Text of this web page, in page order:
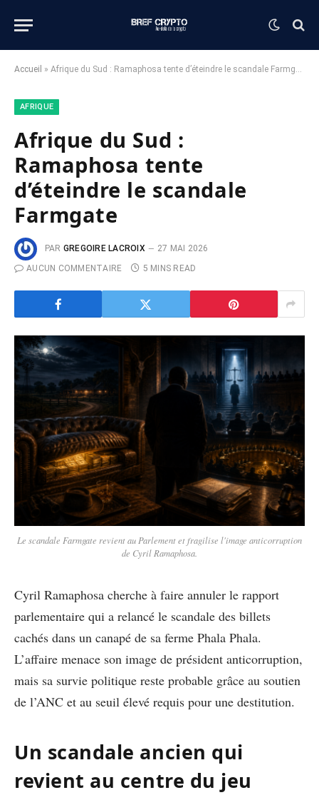
Accueil » Afrique du Sud : Ramaphosa tente d’éteindre le scandale Farmgate
AFRIQUE
Afrique du Sud :
Ramaphosa tente
d’éteindre le scandale
Farmgate
PAR GREGOIRE LACROIX
27 MAI 2026
AUCUN COMMENTAIRE
5 MINS READ
Le scandale Farmgate revient au Parlement et fragilise l'image anticorruption
de Cyril Ramaphosa.
Cyril Ramaphosa cherche à faire annuler le rapport
parlementaire qui a relancé le scandale des billets
cachés dans un canapé de sa ferme Phala Phala.
L’affaire menace son image de président anticorruption,
mais sa survie politique reste probable grâce au soutien
de l’ANC et au seuil élevé requis pour une destitution.
Un scandale ancien qui
revient au centre du jeu